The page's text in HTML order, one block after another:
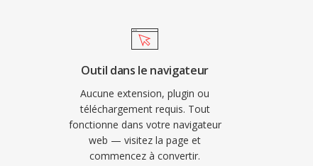
Outil dans le navigateur
Aucune extension, plugin ou
téléchargement requis. Tout
fonctionne dans votre navigateur
web — visitez la page et
commencez à convertir.